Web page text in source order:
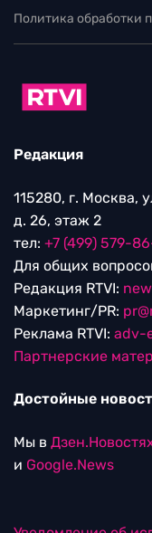
Политика обработки
Редакция
115280, г. Москва,
д. 26, этаж 2
тел: +7 (499) 579-
Для общих
Редакция RTVI:
Маркетинг/PR:
Реклама RTVI: adv-
Партнерские
Достойные
Мы в
и Google.News